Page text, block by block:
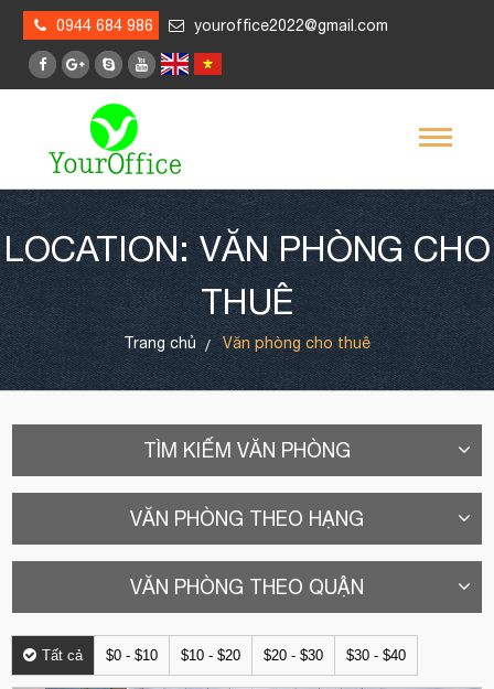
0944 684 986 youroffice2022@gmail.com
LOCATION: VĂN PHÒNG CHO
THUÊ
Trang chủ Văn phòng cho thuê
TÌM KIẾM VĂN PHÒNG
VĂN PHÒNG THEO HẠNG
VĂN PHÒNG THEO QUẬN
Tất cả $0 - $10 $10 - $20 $20 - $30 $30 - $40